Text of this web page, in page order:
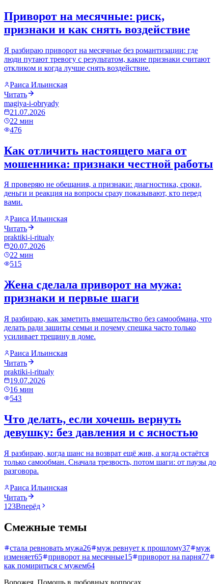
Приворот на месячные: риск,
признаки и как снять воздействие
Я разбираю приворот на месячные без романтизации: где
люди путают тревогу с результатом, какие признаки считают
откликом и когда лучше снять воздействие.
Раиса Ильинская
Читать
magiya-i-obryady
21.07.2026
22 мин
476
Как отличить настоящего мага от
мошенника: признаки честной работы
Я проверяю не обещания, а признаки: диагностика, сроки,
деньги и реакция на вопросы сразу показывают, кто перед
вами.
Раиса Ильинская
Читать
praktiki-i-ritualy
20.07.2026
22 мин
515
Жена сделала приворот на мужа:
признаки и первые шаги
Я разбираю, как заметить вмешательство без самообмана, что
делать ради защиты семьи и почему спешка часто только
усиливает трещину в доме.
Раиса Ильинская
Читать
praktiki-i-ritualy
19.07.2026
16 мин
543
Что делать, если хочешь вернуть
девушку: без давления и с ясностью
Я разбираю, когда шанс на возврат ещё жив, а когда остаётся
только самообман. Сначала трезвость, потом шаги: от паузы до
разговора.
Раиса Ильинская
Читать
1 23Вперёд
Смежные темы
стала ревновать мужа26 муж ревнует к прошлому37
муж
изменяет65 приворот на месячные15 приворот на парня77
как помириться с мужем64
Ворожея . Помощь в любовных вопросах.